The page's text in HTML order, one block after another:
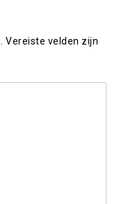
Vereiste velden zijn